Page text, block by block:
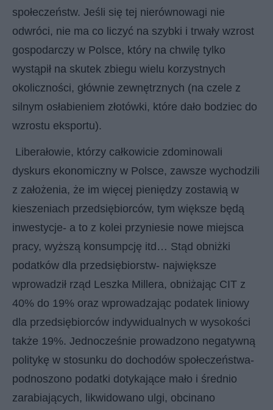
społeczeństw. Jeśli się tej nierównowagi nie
odwróci, nie ma co liczyć na szybki i trwały wzrost
gospodarczy w Polsce, który na chwilę tylko
wystąpił na skutek zbiegu wielu korzystnych
okoliczności, głównie zewnętrznych (na czele z
silnym osłabieniem złotówki, które dało bodziec do
wzrostu eksportu).
Liberałowie, którzy całkowicie zdominowali
dyskurs ekonomiczny w Polsce, zawsze wychodzili
z założenia, że im więcej pieniędzy zostawią w
kieszeniach przedsiębiorców, tym większe będą
inwestycje- a to z kolei przyniesie nowe miejsca
pracy, wyższą konsumpcję itd… Stąd obniżki
podatków dla przedsiębiorstw- największe
wprowadził rząd Leszka Millera, obniżając CIT z
40% do 19% oraz wprowadzając podatek liniowy
dla przedsiębiorców indywidualnych w wysokości
także 19%. Jednocześnie prowadzono negatywną
politykę w stosunku do dochodów społeczeństwa-
podnoszono podatki dotykające mało i średnio
zarabiających, likwidowano ulgi, obcinano